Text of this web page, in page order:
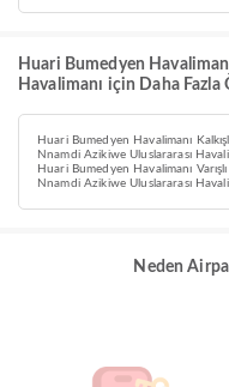
Huari Bumedyen
Havalimanı için Daha Fazla
Huari Bumedyen Havalimanı
Nnamdi Azikiwe Uluslararası
Huari Bumedyen Havalimanı
Nnamdi Azikiwe Uluslararası
Neden